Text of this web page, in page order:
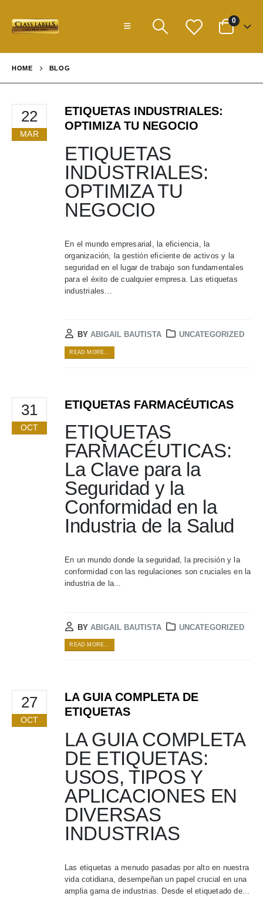
0
HOME BLOG
22
MAR
ETIQUETAS INDUSTRIALES:
OPTIMIZA TU NEGOCIO
ETIQUETAS
INDUSTRIALES:
OPTIMIZA TU
NEGOCIO
En el mundo empresarial, la eficiencia, la
organización, la gestión eficiente de activos y la
seguridad en el lugar de trabajo son fundamentales
para el éxito de cualquier empresa. Las etiquetas
industriales...
BY ABIGAIL BAUTISTA UNCATEGORIZED
READ MORE...
31
OCT
ETIQUETAS FARMACÉUTICAS
ETIQUETAS
FARMACÉUTICAS:
La Clave para la
Seguridad y la
Conformidad en la
Industria de la Salud
En un mundo donde la seguridad, la precisión y la
conformidad con las regulaciones son cruciales en la
industria de la...
BY ABIGAIL BAUTISTA UNCATEGORIZED
READ MORE...
27
OCT
LA GUIA COMPLETA DE
ETIQUETAS
LA GUIA COMPLETA
DE ETIQUETAS:
USOS, TIPOS Y
APLICACIONES EN
DIVERSAS
INDUSTRIAS
Las etiquetas a menudo pasadas por alto en nuestra
vida cotidiana, desempeñan un papel crucial en una
amplia gama de industrias. Desde el etiquetado de...